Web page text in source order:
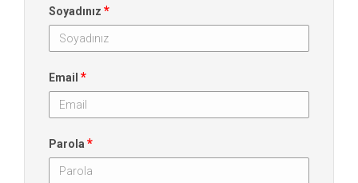
Soyadınız *
Email *
Parola *